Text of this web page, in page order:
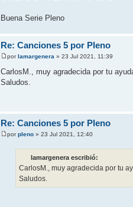
Buena Serie Pleno
Re: Canciones 5 por Pleno
porlamargenera » 23 Jul 2021, 11:39
CarlosM., muy agradecida por tu
Saludos.
Re: Canciones 5 por Pleno
porpleno » 23 Jul 2021, 12:40
lamargenera escribió:
CarlosM., muy agradecida por tu
Saludos.